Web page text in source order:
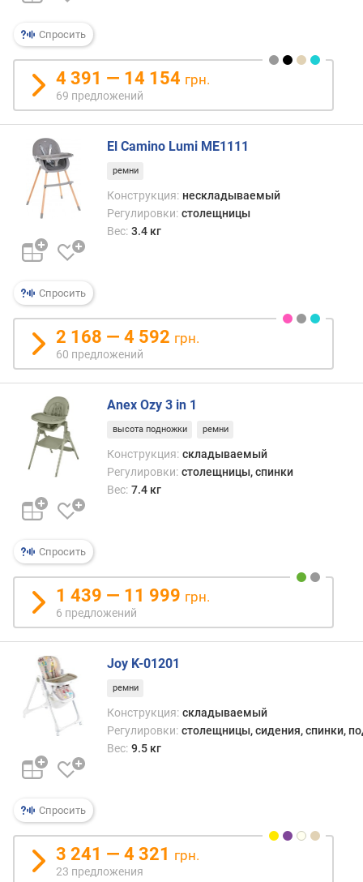
а
н
а
г
р
у
з
к
а
(
к
г
в
с
а
и
е
н
ь
у
р
в
н
й
н
а
к
л
с
п
н
к
и
(
п
Спросить
4 391 — 14 154 грн.
69 предложений
Спросить
El Camino Lumi ME1111
ремни
Конструкция: нескладываемый
Регулировки: столещницы
Вес: 3.4 кг
2 168 — 4 592 грн.
60 предложений
Спросить
Anex Ozy 3 in 1
высота подножки ремни
Конструкция: складываемый
Регулировки: столещницы, спинки
Вес: 7.4 кг
1 439 — 11 999 грн.
6 предложений
Спросить
Joy K-01201
ремни
Конструкция: складываемый
Регулировки: столещницы, сидения, спинки,
Вес: 9.5 кг
3 241 — 4 321 грн.
23 предложения